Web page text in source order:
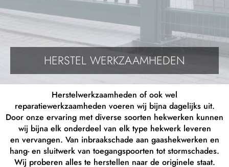
HERSTEL WERKZAAMHEDEN
Herstelwerkzaamheden of ook wel
reparatiewerkzaamheden voeren wij bijna dagelijks uit.
Door onze ervaring met diverse soorten hekwerken kunnen
wij bijna elk onderdeel van elk type hekwerk leveren
en vervangen. Van inbraakschade aan gaashekwerken en
hang- en sluitwerk van toegangspoorten tot stormschades.
Wij proberen alles te herstellen naar de originele staat.